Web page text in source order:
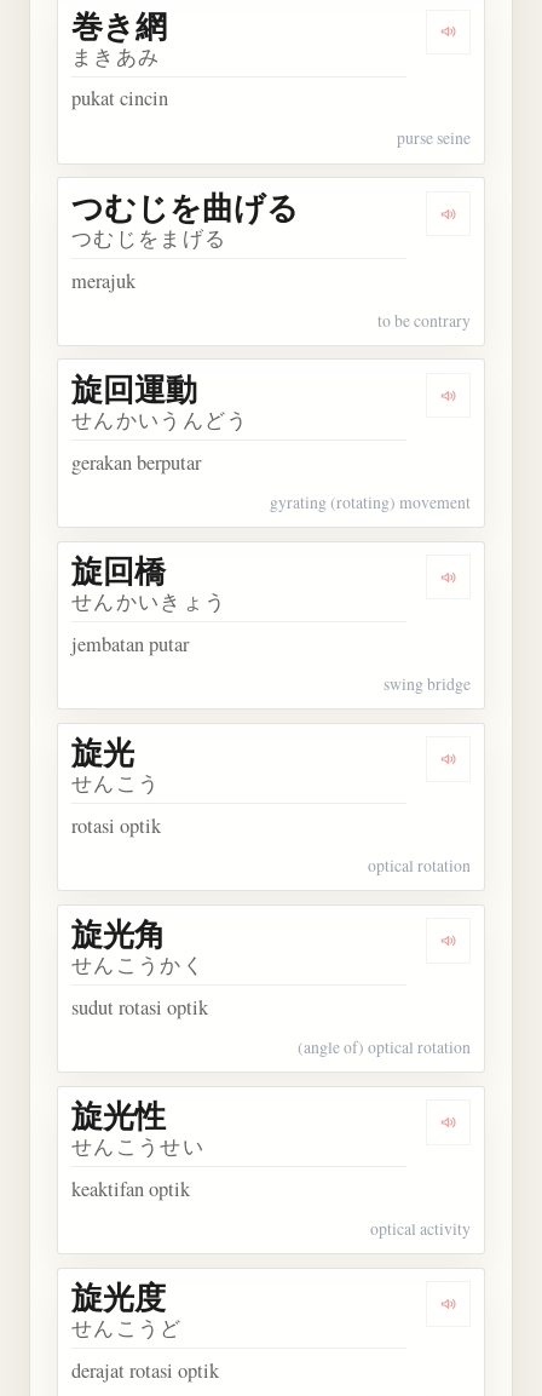
Dengarkan
巻き網
まきあみ
pukat cincin
purse seine
Dengarkan
つむじを曲げる
つむじをまげる
merajuk
to be contrary
Dengarkan
旋回運動
せんかいうんどう
gerakan berputar
gyrating (rotating) movement
Dengarkan
旋回橋
せんかいきょう
jembatan putar
swing bridge
Dengarkan
旋光
せんこう
rotasi optik
optical rotation
Dengarkan
旋光角
せんこうかく
sudut rotasi optik
(angle of) optical rotation
Dengarkan
旋光性
せんこうせい
keaktifan optik
optical activity
Dengarkan
旋光度
せんこうど
derajat rotasi optik